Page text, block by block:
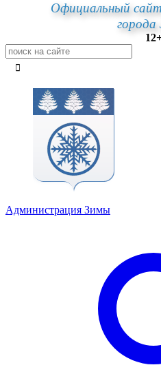
Официальный
Администрация Зимы